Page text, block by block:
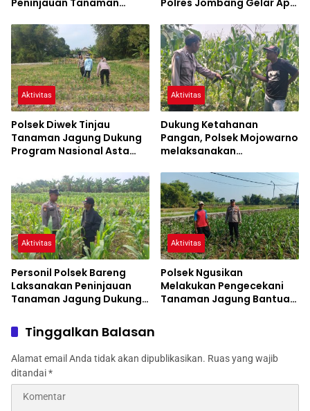
Peninjauan Tanaman
Mendukung Ketahanan
Pangan
Polres Jombang Gelar Apel
Aktivitas
Polsek Diwek Tinjau
Tanaman Jagung Dukung
Program Nasional Asta
Aktivitas
Dukung Ketahanan
Pangan, Polsek Mojowarno
melaksanakan
Jagung
Aktivitas
Personil Polsek Bareng
Laksanakan Peninjauan
Tanaman Jagung Dukung
Pangan
Aktivitas
Polsek Ngusikan
Melakukan Pengecekani
Tanaman Jagung Bantuan
Tinggalkan Balasan
Alamat email Anda tidak akan dipublikasikan. Ruas yang wajib
ditandai*